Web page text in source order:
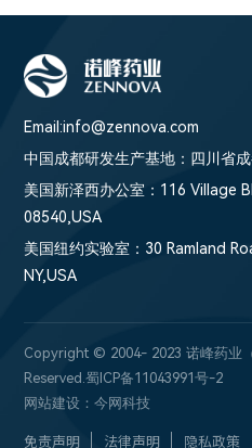
Email:info@zennova.com
中国成都研发生产基地：四川省
美国新泽西办公室：116 Village
08540,USA
美国纽约实验室：30 Ramland
NY,USA
Copyright © 2004- 2023 诺峰药业
Reserved.蜀ICP备11043991号-2
网站建设：今网科技
免责声明 法律声明 隐私政策